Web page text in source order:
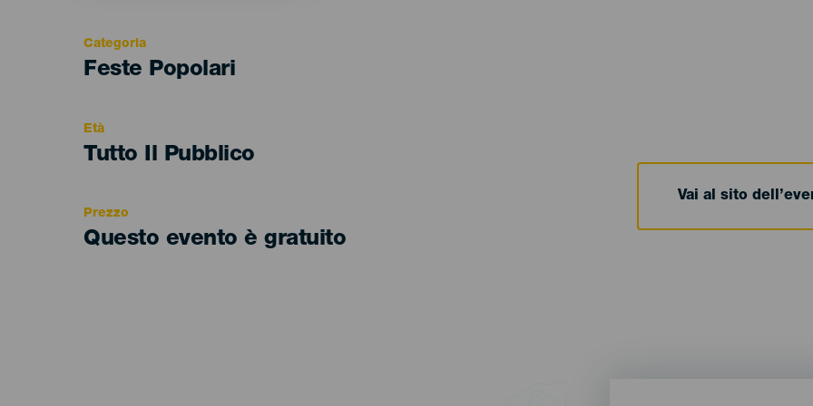
Categoria
Categoría
Feste Popolari
Età
Edad
Tutto Il Pubblico
Prezzo
Questo evento è gratuito
Vai al sito